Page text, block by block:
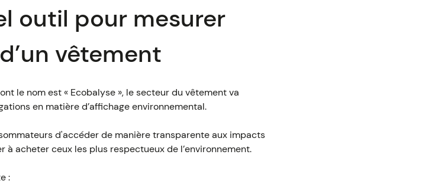
outil pour mesurer
vêtement
le nom est « Ecobalyse », le secteur du vêtement va
en matière d’affichage environnemental.
d'accéder de manière transparente aux impacts
acheter ceux les plus respectueux de l’environnement.
: